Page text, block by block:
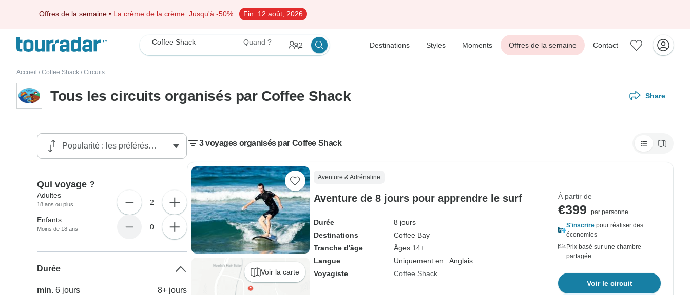
Offres de la semaine • La crème de la crème Jusqu'à -50% Fin: 12 août, 2026
Coffee Shack Quand ? 2 Destinations Styles Moments Offres de la semaine Contact
Accueil / Coffee Shack / Circuits
Tous les circuits organisés par Coffee Shack Share
3 voyages organisés par Coffee Shack
Voir la carte
Aventure & Adrénaline
Aventure de 8 jours pour apprendre le surf
Durée
8 jours
Destinations
Coffee Bay
Tranche d'âge
Âges 14+
Langue
Uniquement en : Anglais
Voyagiste
Coffee Shack
À partir de
€399
par personne
S'inscrire pour réaliser des
économies
Prix basé sur une chambre
partagée
Voir le circuit
Qui voyage ?
Adultes
18 ans ou plus 2
Enfants
Moins de 18 ans 0
Durée
min.6 jours 8+ jours